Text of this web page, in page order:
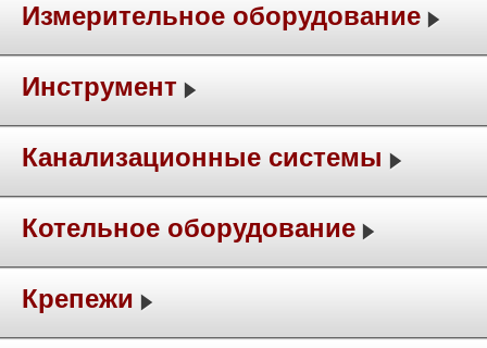
Измерительное оборудование
Инструмент
Канализационные системы
Котельное оборудование
Крепежи